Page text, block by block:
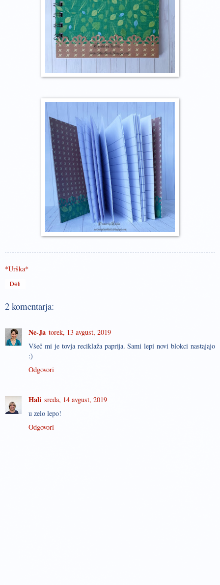
*Urška*
Deli
2 komentarja:
Ne-Ja torek, 13 avgust, 2019
Všeč mi je tovja reciklaža paprija. Sami lepi novi blokci nastajajo
:)
Odgovori
Hali sreda, 14 avgust, 2019
u zelo lepo!
Odgovori